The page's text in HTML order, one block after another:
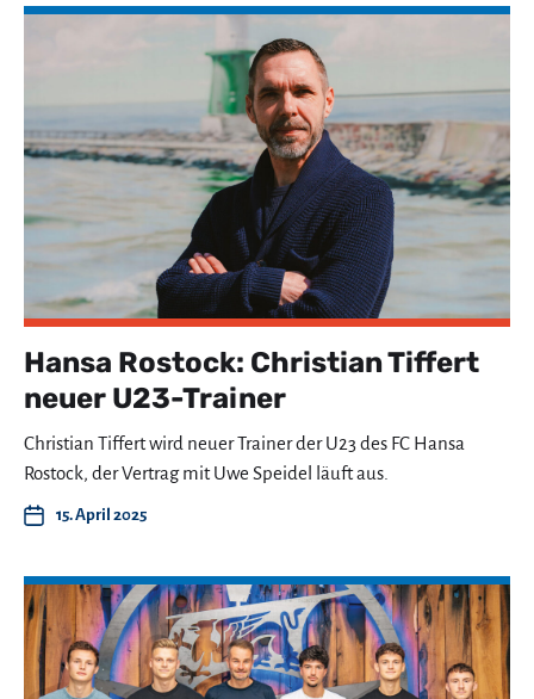
Hansa Rostock: Christian Tiffert
neuer U23-Trainer
Christian Tiffert wird neuer Trainer der U23 des FC Hansa
Rostock, der Vertrag mit Uwe Speidel läuft aus.
15. April 2025